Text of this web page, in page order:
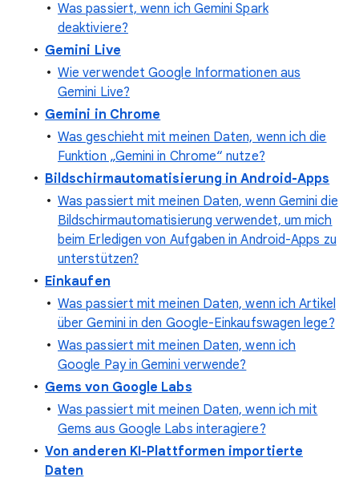
Was passiert, wenn ich Gemini Spark
deaktiviere?
Gemini Live
Wie verwendet Google Informationen aus
Gemini Live?
Gemini in Chrome
Was geschieht mit meinen Daten, wenn ich die
Funktion „Gemini in Chrome“ nutze?
Bildschirmautomatisierung in Android-Apps
Was passiert mit meinen Daten, wenn Gemini die
Bildschirmautomatisierung verwendet, um mich
beim Erledigen von Aufgaben in Android-Apps zu
unterstützen?
Einkaufen
Was passiert mit meinen Daten, wenn ich Artikel
über Gemini in den Google-Einkaufswagen lege?
Was passiert mit meinen Daten, wenn ich
Google Pay in Gemini verwende?
Gems von Google Labs
Was passiert mit meinen Daten, wenn ich mit
Gems aus Google Labs interagiere?
Von anderen KI-Plattformen importierte
Daten